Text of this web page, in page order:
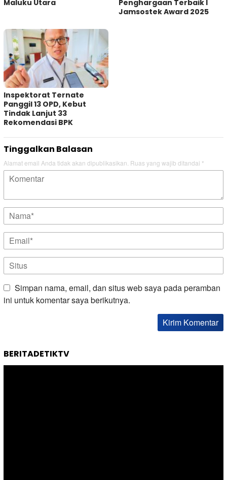
Maluku Utara
Penghargaan Terbaik I
Jamsostek Award 2025
Inspektorat Ternate
Panggil 13 OPD, Kebut
Tindak Lanjut 33
Rekomendasi BPK
Tinggalkan Balasan
Alamat email Anda tidak akan dipublikasikan. Ruas yang wajib ditandai *
Simpan nama, email, dan situs web saya pada peramban
ini untuk komentar saya berikutnya.
BERITADETIKTV